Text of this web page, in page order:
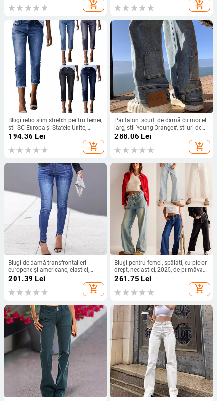
add_shopping_cart add_shopping_cart
Blugi retro slim stretch pentru femei,
stil SC Europa și Statele Unite,
comerț exterior transfrontalier,
194.36 Lei
add_shopping_cart
Pantaloni scurți de damă cu model
larg, stil Young Orange#, stiluri de
blugi cu picior larg, stiluri de slăbire,
stiluri de modă, pantaloni all-match
288.06 Lei
add_shopping_cart
Blugi de damă transfrontalieri
europene și americane, elastici,
strâmți, slim, albi, din denim, croiți,
201.39 Lei
add_shopping_cart
Blugi pentru femei, spălați, cu picior
drept, neelastici, 2025, de primăvară
transfrontalieră americană, de
american de modă, 8928
261.75 Lei
add_shopping_cart